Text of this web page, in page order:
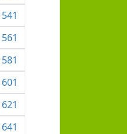
541
561
581
601
621
641